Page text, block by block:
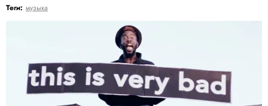
Теги: музыка